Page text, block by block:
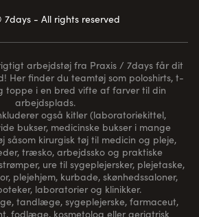
7days - All rights reserved
arbejdstøj fra Praxis / 7days får dit
Her finder du teamtøj som poloshirts, t-
toppe i en bred vifte af farver til din
arbejdsplads.
også kitler (laboratoriekittel,
bukser, medicinske bukser i mange
såsom kirurgisk tøj til medicin og pleje,
træsko, arbejdssko og praktiske
, ure til sygeplejersker, plejetaske,
plejehjem, kurbade, skønhedssaloner,
laboratorier og klinikker.
tandlæge, sygeplejerske, farmaceut,
fodlæge, kosmetolog eller geriatrisk